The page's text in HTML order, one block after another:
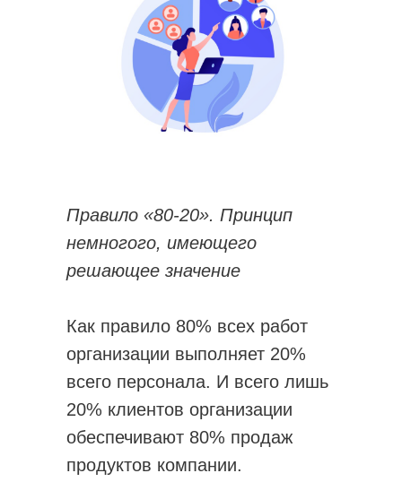
Правило «80-20». Принцип
немногого, имеющего
решающее значение
Как правило 80% всех работ
организации выполняет 20%
всего персонала. И всего лишь
20% клиентов организации
обеспечивают 80% продаж
продуктов компании.